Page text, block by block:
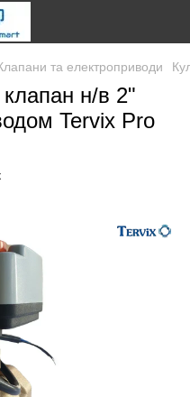
та електроприводи
н/в 2"
Tervix Pro